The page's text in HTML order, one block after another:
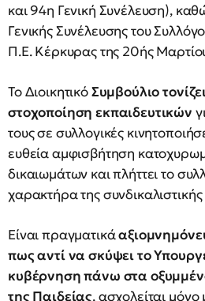
και 94η Γενική Συνέλευση),
Γενικής Συνέλευσης του
Π.Ε. Κέρκυρας της 20ής
Το ΔιοικητικόΣυμβούλιο
στοχοποίηση εκπαιδευτικών
τους σε συλλογικές
ευθεία αμφισβήτηση
δικαιωμάτων και πλήττει το
χαρακτήρα της
Είναι πραγματικά
πως αντί να σκύψει το
κυβέρνηση πάνω στα
της Παιδείας, ασχολείται μόνο